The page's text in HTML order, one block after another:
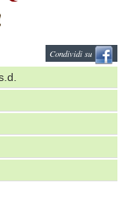
Condividi su